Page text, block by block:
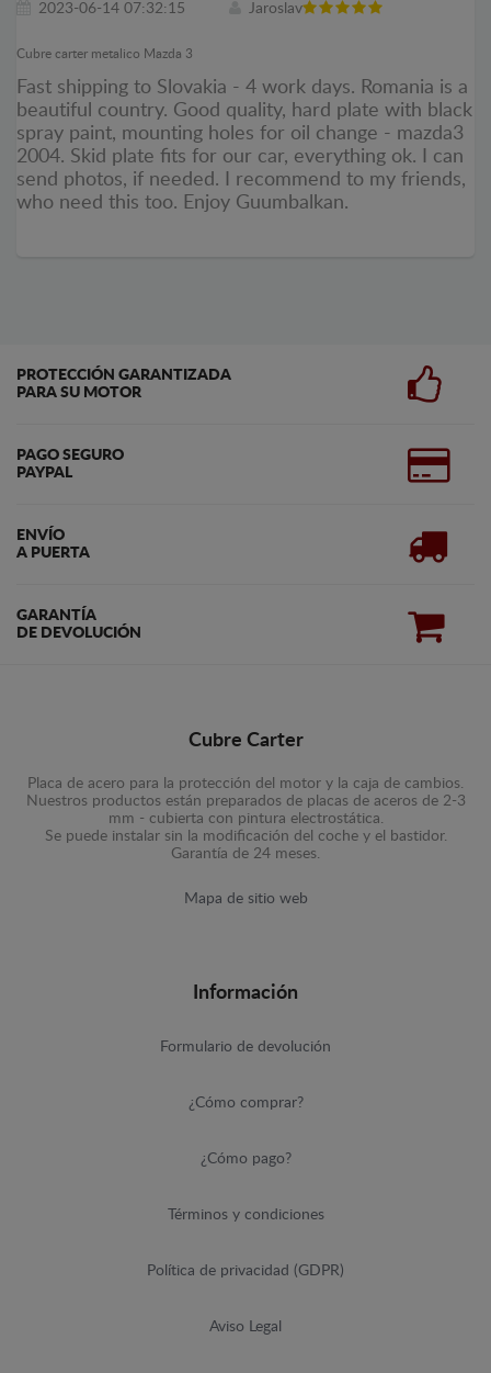
2023-06-14 07:32:15 Jaroslav
Cubre carter metalico Mazda 3
Fast shipping to Slovakia - 4 work days. Romania is a
beautiful country. Good quality, hard plate with black
spray paint, mounting holes for oil change - mazda3
2004. Skid plate fits for our car, everything ok. I can
send photos, if needed. I recommend to my friends,
who need this too. Enjoy Guumbalkan.
PROTECCIÓN GARANTIZADA
PARA SU MOTOR
PAGO SEGURO
PAYPAL
ENVÍO
A PUERTA
GARANTÍA
DE DEVOLUCIÓN
Cubre Carter
Placa de acero para la protección del motor y la caja de cambios.
Nuestros productos están preparados de placas de aceros de 2-3
mm - cubierta con pintura electrostática.
Se puede instalar sin la modificación del coche y el bastidor.
Garantía de 24 meses.
Mapa de sitio web
Información
Formulario de devolución
¿Cómo comprar?
¿Cómo pago?
Términos y condiciones
Política de privacidad (GDPR)
Aviso Legal